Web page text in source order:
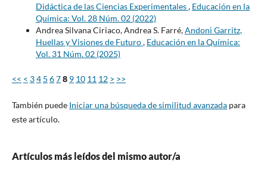
Didáctica de las Ciencias Experimentales, Educación en la
Química: Vol. 28 Núm. 02 (2022)
Andrea Silvana Ciriaco, Andrea S. Farré,Andoni Garritz,
Huellas y Visiones de Futuro, Educación en la Química:
Vol. 31 Núm. 02 (2025)
<< < 34 5 678 9 10 11 12 > >>
También puede Iniciar una búsqueda de similitud avanzadapara
este artículo.
Artículos más leídos del mismo autor/a